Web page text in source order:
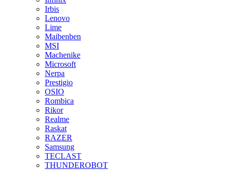
Irbis
Lenovo
Lime
Maibenben
MSI
Machenike
Microsoft
Nerpa
Prestigio
OSIO
Rombica
Rikor
Realme
Raskat
RAZER
Samsung
TECLAST
THUNDEROBOT